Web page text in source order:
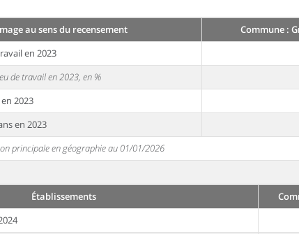
au sens du recensement Commune :
en 2023
de travail en 2023, en %
2023
en 2023
principale en géographie au 01/01/2026
Établissements